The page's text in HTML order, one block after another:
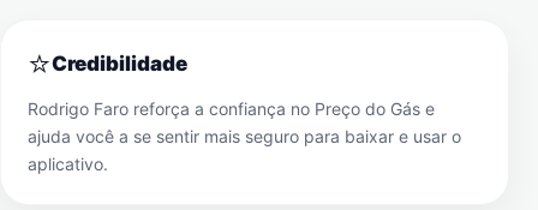
⭐Credibilidade
Rodrigo Faro reforça a confiança no Preço do Gás e
ajuda você a se sentir mais seguro para baixar e usar o
aplicativo.